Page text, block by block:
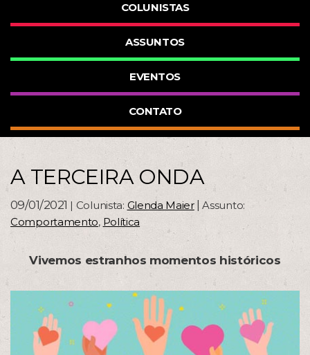
COLUNISTAS
ASSUNTOS
EVENTOS
CONTATO
A TERCEIRA ONDA
09/01/2021 | Colunista: Glenda Maier|Assunto:
Comportamento, Política
Vivemos estranhos momentos históricos